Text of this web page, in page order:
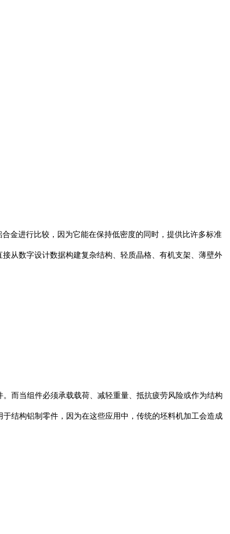
金进行比较，因为它能在保持低密度的同时，提供比许多标准
从数字设计数据构建复杂结构、轻质晶格、有机支架、薄壁外
而当组件必须承载载荷、减轻重量、抵抗疲劳风险或作为结构
结构铝制零件，因为在这些应用中，传统的坯料机加工会造成